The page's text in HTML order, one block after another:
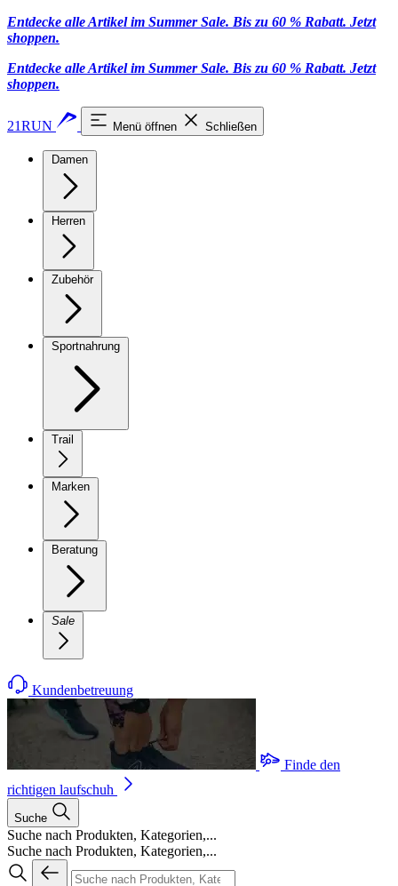
Entdecke alle Artikel im Summer Sale. Bis zu 60 % Rabatt. Jetzt
shoppen.
Entdecke alle Artikel im Summer Sale. Bis zu 60 % Rabatt. Jetzt
shoppen.
21RUN Menü öffnen Schließen
Damen
Herren
Zubehör
Sportnahrung
Trail
Marken
Beratung
Sale
Kundenbetreuung
Finde den
richtigen laufschuh
Suche
Suche nach Produkten, Kategorien,...
Suche nach Produkten, Kategorien,...